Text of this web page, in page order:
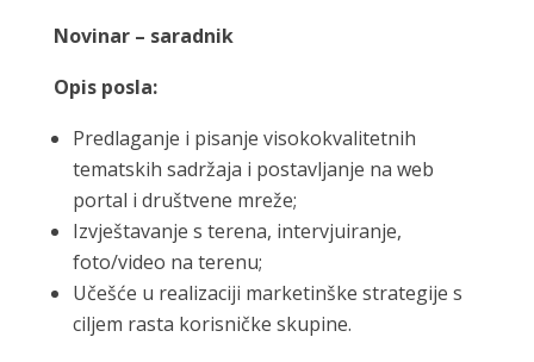
Novinar – saradnik
Opis posla:
Predlaganje i pisanje visokokvalitetnih
tematskih sadržaja i postavljanje na web
portal i društvene mreže;
Izvještavanje s terena, intervjuiranje,
foto/video na terenu;
Učešće u realizaciji marketinške strategije s
ciljem rasta korisničke skupine.